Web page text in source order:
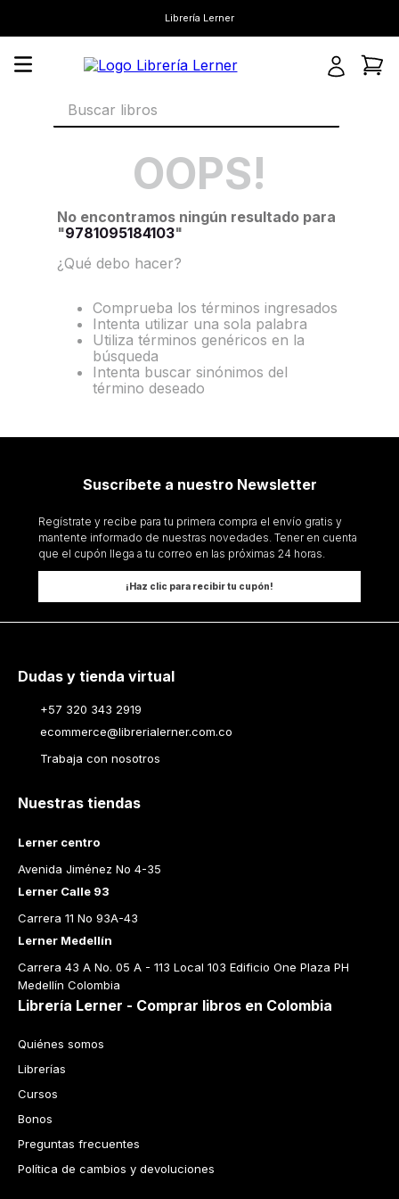
Librería Lerner
Buscar libros
OOPS!
No encontramos ningún resultado para
"9781095184103"
¿Qué debo hacer?
Comprueba los términos ingresados
Intenta utilizar una sola palabra
Utiliza términos genéricos en la
búsqueda
Intenta buscar sinónimos del
término deseado
Suscríbete a nuestro Newsletter
Regístrate y recibe para tu primera compra el envío gratis y
mantente informado de nuestras novedades. Tener en cuenta
que el cupón llega a tu correo en las próximas 24 horas.
¡Haz clic para recibir tu cupón!
Dudas y tienda virtual
+57 320 343 2919
ecommerce@librerialerner.com.co
Trabaja con nosotros
Nuestras tiendas
Lerner centro
Avenida Jiménez No 4-35
Lerner Calle 93
Carrera 11 No 93A-43
Lerner Medellín
Carrera 43 A No. 05 A - 113 Local 103 Edificio One Plaza PH
Medellín Colombia
Librería Lerner - Comprar libros en Colombia
Quiénes somos
Librerías
Cursos
Bonos
Preguntas frecuentes
Política de cambios y devoluciones